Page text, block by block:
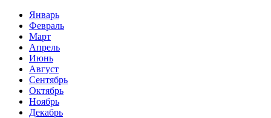
Январь
Февраль
Март
Апрель
Июнь
Август
Сентябрь
Октябрь
Ноябрь
Декабрь